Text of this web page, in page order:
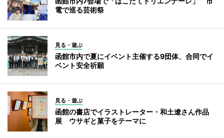
電で巡る芸術祭
見る・遊ぶ
函館市内で夏にイベント主催する9団体、合同でイ
ベント安全祈願
見る・遊ぶ
函館の書店でイラストレーター・和土遼さん作品
展 ウサギと菓子をテーマに